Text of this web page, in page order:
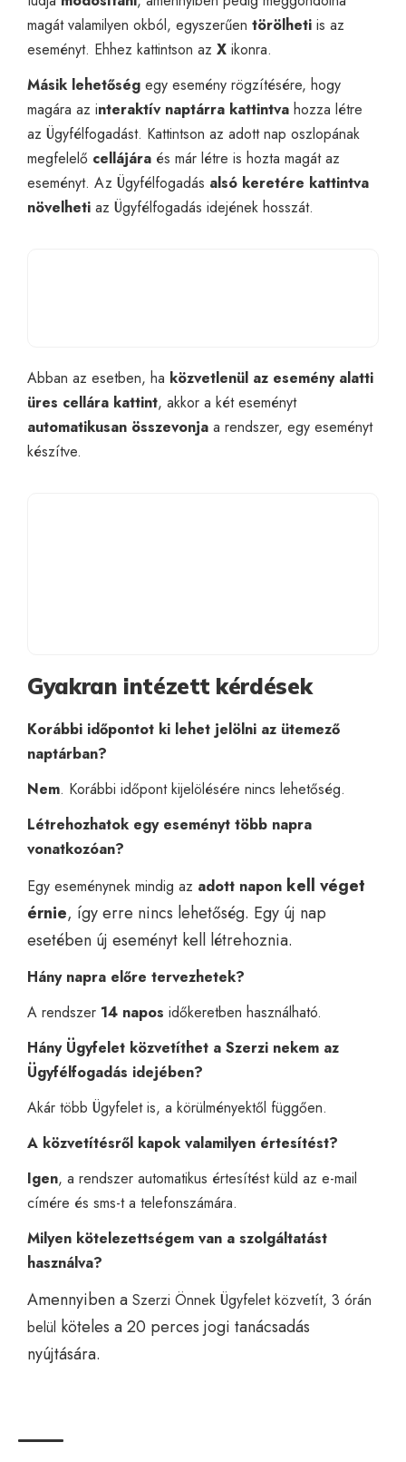
magát valamilyen okból, egyszerűen törölheti is az
eseményt. Ehhez kattintson az X ikonra.
Másik lehetőség egy esemény rögzítésére, hogy
magára az interaktív naptárra kattintva hozza létre
az Ügyfélfogadást. Kattintson az adott nap oszlopának
megfelelő cellájára és már létre is hozta magát az
eseményt. Az Ügyfélfogadás alsó keretére kattintva
növelheti az Ügyfélfogadás idejének hosszát.
Abban az esetben, ha közvetlenül az esemény alatti
üres cellára kattint, akkor a két eseményt
automatikusan összevonja a rendszer, egy eseményt
készítve.
Gyakran intézett kérdések
Korábbi időpontot ki lehet jelölni az ütemező
naptárban?
Nem. Korábbi időpont kijelölésére nincs lehetőség.
Létrehozhatok egy eseményt több napra
vonatkozóan?
Egy eseménynek mindig az adott napon kell véget
érnie, így erre nincs lehetőség. Egy új nap
esetében új eseményt kell létrehoznia.
Hány napra előre tervezhetek?
A rendszer 14 napos időkeretben használható.
Hány Ügyfelet közvetíthet a Szerzi nekem az
Ügyfélfogadás idejében?
Akár több Ügyfelet is, a körülményektől függően.
A közvetítésről kapok valamilyen értesítést?
Igen, a rendszer automatikus értesítést küld az e-mail
címére és sms-t a telefonszámára.
Milyen kötelezettségem van a szolgáltatást
használva?
Amennyibena Szerzi Önnek Ügyfelet közvetít, 3 órán
belül köteles a 20 perces jogi tanácsadás
nyújtására.